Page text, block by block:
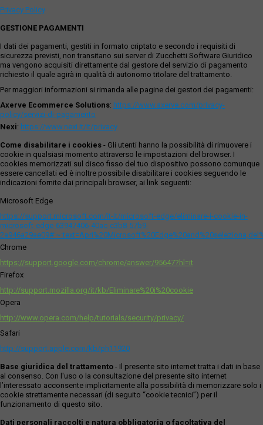
Privacy Policy
GESTIONE PAGAMENTI
I dati dei pagamenti, gestiti in formato criptato e secondo i requisiti di
sicurezza previsti, non transitano sui server di Zucchetti Software Giuridico
ma vengono acquisiti direttamente dal gestore del servizio di pagamento
richiesto il quale agirà in qualità di autonomo titolare del trattamento.
Per maggiori informazioni si rimanda alle pagine dei gestori dei pagamenti:
Axerve Ecommerce Solutions: https://www.axerve.com/privacy-
policy/servizi-di-pagamento
Nexi: https://www.nexi.it/it/privacy
Come disabilitare i cookies - Gli utenti hanno la possibilità di rimuovere i
cookie in qualsiasi momento attraverso le impostazioni del browser. I
cookies memorizzati sul disco fisso del tuo dispositivo possono comunque
essere cancellati ed è inoltre possibile disabilitare i cookies seguendo le
indicazioni fornite dai principali browser, ai link seguenti:
Microsoft Edge
https://support.microsoft.com/it-it/microsoft-edge/eliminare-i-cookie-in-
microsoft-edge-63947406-40ac-c3b8-57b9-
Chrome
https://support.google.com/chrome/answer/95647?hl=it
Firefox
http://support.mozilla.org/it/kb/Eliminare%20i%20cookie
Opera
http://www.opera.com/help/tutorials/security/privacy/
Safari
http://support.apple.com/kb/ph11920
Base giuridica del trattamento - Il presente sito internet tratta i dati in base
al consenso. Con l'uso o la consultazione del presente sito internet
l’interessato acconsente implicitamente alla possibilità di memorizzare solo i
cookie strettamente necessari (di seguito “cookie tecnici”) per il
funzionamento di questo sito.
Dati personali raccolti e natura obbligatoria o facoltativa del